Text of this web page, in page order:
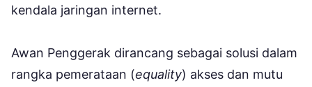
kendala jaringan internet.
Awan Penggerak dirancang sebagai solusi dalam
rangka pemerataan (equality) akses dan mutu